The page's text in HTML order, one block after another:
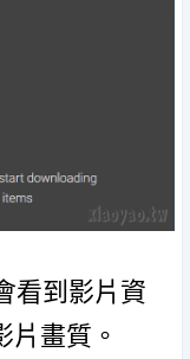
看到影片資
片畫質。